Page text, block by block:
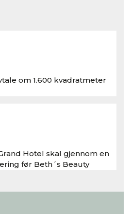
om 1.600 kvadratmeter
Hotel skal gjennom en
før Beth´s Beauty